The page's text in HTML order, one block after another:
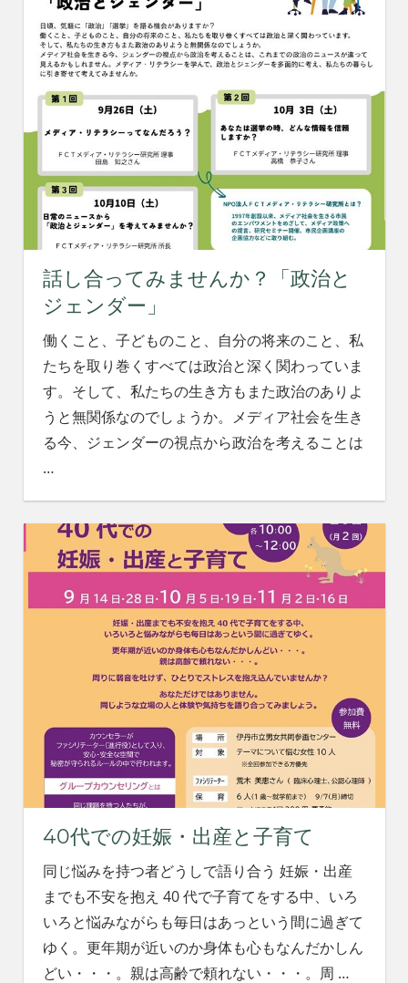
話し合ってみませんか？「政治と
ジェンダー」
働くこと、子どものこと、自分の将来のこと、私
たちを取り巻くすべては政治と深く関わっていま
す。そして、私たちの生き方もまた政治のありよ
うと無関係なのでしょうか。メディア社会を生き
る今、ジェンダーの視点から政治を考えることは
…
40代での妊娠・出産と子育て
同じ悩みを持つ者どうしで語り合う 妊娠・出産
までも不安を抱え 40 代で子育てをする中、いろ
いろと悩みながらも毎日はあっという間に過ぎて
ゆく。更年期が近いのか身体も心もなんだかしん
どい・・・。親は高齢で頼れない・・・。周 …